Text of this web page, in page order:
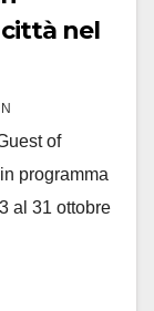
nel
of
programma
al 31 ottobre